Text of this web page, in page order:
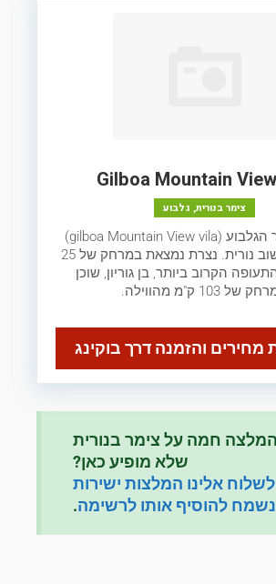
Gilboa Mountain
צימר בנורית, גלבוע
וילה נוף להר הגלבוע (gilboa Mountain View vila)
ממוקמת ביישוב נורית. נצרת נמצאת במרחק של 25
הקרוב ביותר, בן גוריון, שוכן
של 103 ק"מ מהווילה.
מחירים והזמנה דרך בוקינג
חמה על צימר בנורית
שלא מופיע כאן?
לשלוח אלינו המלצות ישירות
להוסיף אותו לרשימה.